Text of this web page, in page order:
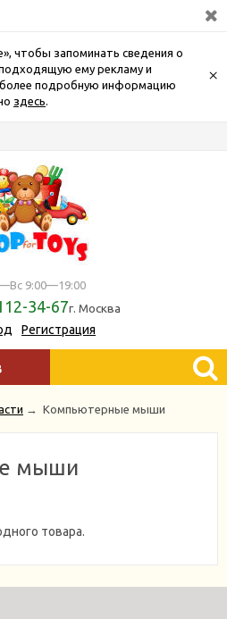
чтобы запоминать сведения о
ему рекламу и
подробную информацию
здесь.
×
9:00—19:00
34-67г. Москва
Регистрация
→ Компьютерные мыши
мыши
товара.